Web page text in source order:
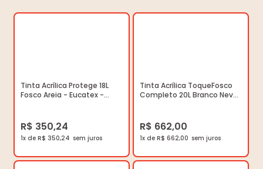
Tinta Acrílica Protege 18L
Fosco Areia - Eucatex -
R$ 350,24
1x de R$ 350,24
Tinta Acrílica ToqueFosco
Completo 20L Branco Neve
R$ 662,00
1x de R$ 662,00